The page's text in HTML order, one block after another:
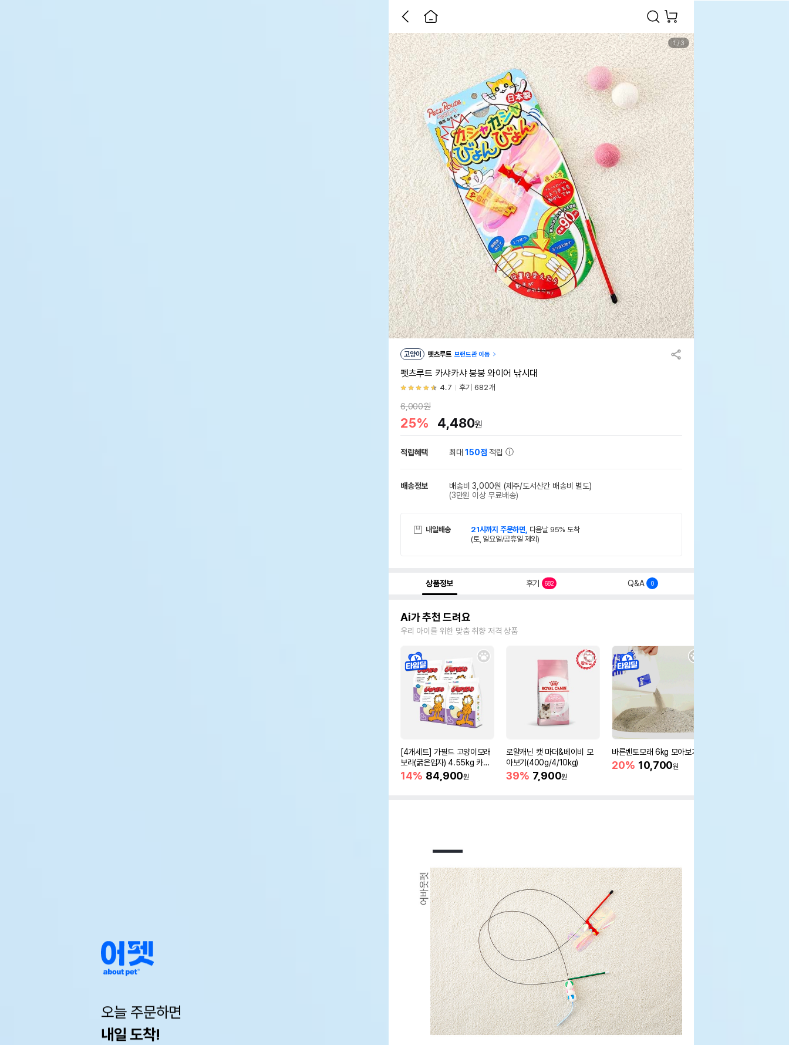
오늘 주문하면
내일 도착!
1/3
고양이 펫츠루트 브랜드관 이동
펫츠루트 카샤카샤 붕붕 와이어 낚시대
4.7 후기 682개
6,000원
25% 4,480원
적립혜택 최대150점 적립
배송정보 배송비 3,000원 (제주/도서산간 배송비 별도)
(3만원 이상 무료배송)
내일배송 21시까지 주문하면, 다음날 95% 도착
(토, 일요일/공휴일 제외)
상품정보 후기 682 Q&A 0
Ai가 추천 드려요
우리 아이를 위한 맞춤 취향 저격 상품
[4개세트] 가필드 고양이모래
보라(굵은입자) 4.55kg 카사
바모래
14% 84,900원
로얄캐닌 캣 마더&베이비 모
아보기(400g/4/10kg)
39% 7,900원
바른벤토모래 6kg 모아보기
20% 10,700원